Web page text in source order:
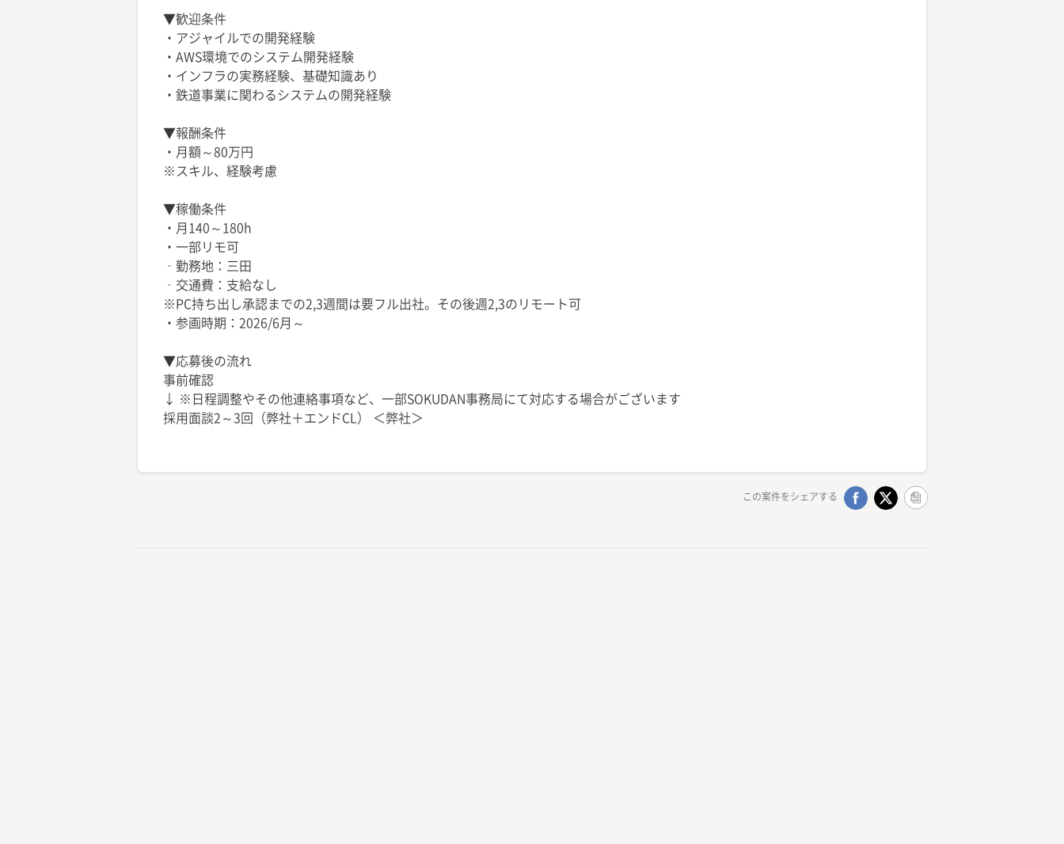
▼歓迎条件
・アジャイルでの開発経験
・AWS環境でのシステム開発経験
・インフラの実務経験、基礎知識あり
・鉄道事業に関わるシステムの開発経験
▼報酬条件
・月額～80万円
※スキル、経験考慮
▼稼働条件
・月140～180h
・一部リモ可
‐勤務地：三田
‐交通費：支給なし
※PC持ち出し承認までの2,3週間は要フル出社。その後週2,3のリモート可
・参画時期：2026/6月～
▼応募後の流れ
事前確認
↓ ※日程調整やその他連絡事項など、一部SOKUDAN事務局にて対応する場合がございます
採用面談2～3回（弊社＋エンドCL） ＜弊社＞
この案件をシェアする